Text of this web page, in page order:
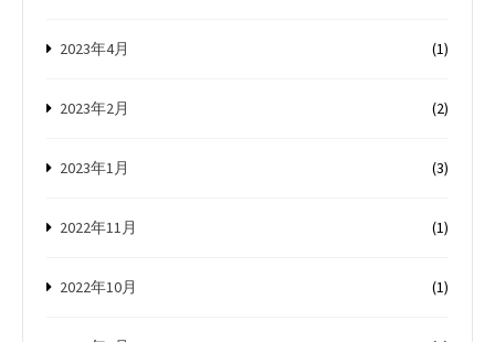
2023年4月 (1)
2023年2月 (2)
2023年1月 (3)
2022年11月 (1)
2022年10月 (1)